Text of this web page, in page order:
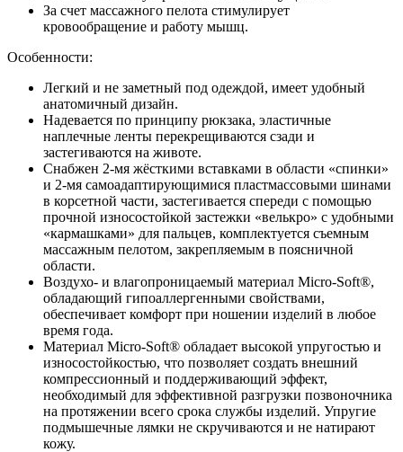
За счет массажного пелота стимулирует
кровообращение и работу мышц.
Особенности:
Легкий и не заметный под одеждой, имеет удобный
анатомичный дизайн.
Надевается по принципу рюкзака, эластичные
наплечные ленты перекрещиваются сзади и
застегиваются на животе.
Снабжен 2-мя жёсткими вставками в области «спинки»
и 2-мя самоадаптирующимися пластмассовыми шинами
в корсетной части, застегивается спереди с помощью
прочной износостойкой застежки «велькро» с удобными
«кармашками» для пальцев, комплектуется съемным
массажным пелотом, закрепляемым в поясничной
области.
Воздухо- и влагопроницаемый материал Micro-Soft®,
обладающий гипоаллергенными свойствами,
обеспечивает комфорт при ношении изделий в любое
время года.
Материал Micro-Soft® обладает высокой упругостью и
износостойкостью, что позволяет создать внешний
компрессионный и поддерживающий эффект,
необходимый для эффективной разгрузки позвоночника
на протяжении всего срока службы изделий. Упругие
подмышечные лямки не скручиваются и не натирают
кожу.